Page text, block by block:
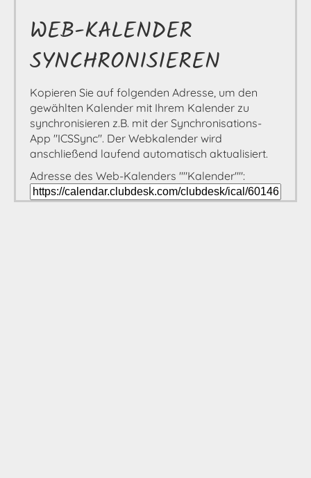
WEB-KALENDER
SYNCHRONISIEREN
Kopieren Sie auf folgenden Adresse, um den
gewählten Kalender mit Ihrem Kalender zu
synchronisieren z.B. mit der Synchronisations-
App "ICSSync". Der Webkalender wird
anschließend laufend automatisch aktualisiert.
Adresse des Web-Kalenders ""Kalender"":